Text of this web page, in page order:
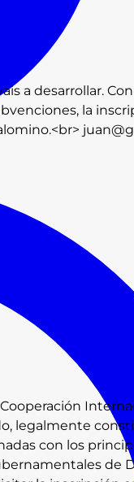
a desarrollar.
la
legalmente
con los
de